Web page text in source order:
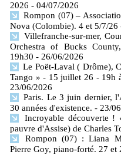
2026 - 04/07/2026
Rompon (07) –
Nova (Colombie). 4 et 5/7/26
Villefranche-sur-mer,
Orchestra of Bucks
19h30 - 26/06/2026
Le Poët-Laval ( Drôme),
Tango » - 15 juillet 26 - 19h
23/06/2026
Paris. Le 3 juin dernier,
30 années d'existence. - 23/
Incroyable découverte
pauvre d'Assise) de Charles
Rompon (07) : Liana
Pierre Goy, piano-forté. 27 et